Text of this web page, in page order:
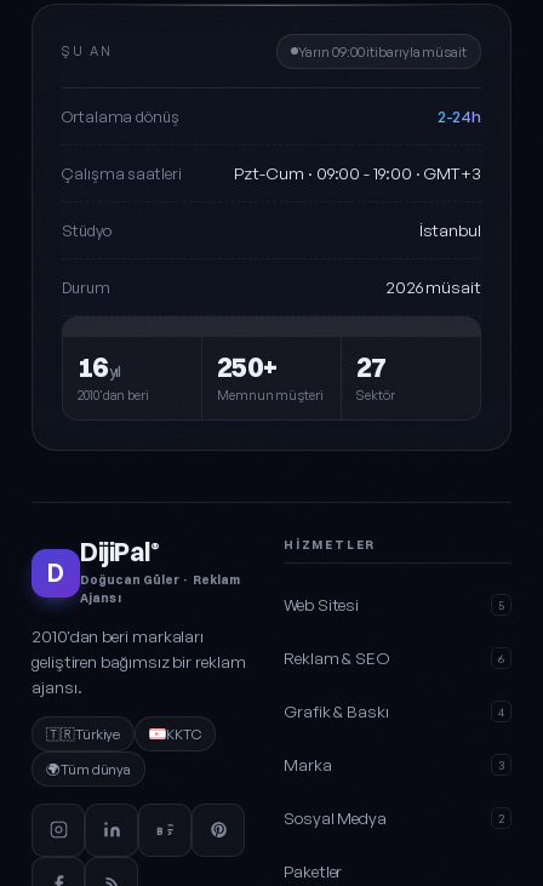
ŞU AN Yarın 09:00 itibarıyla müsait
Ortalama dönüş 2-24h
Çalışma saatleri Pzt-Cum · 09:00 - 19:00 · GMT+3
Stüdyo İstanbul
Durum 2026 müsait
16yıl
2010'dan beri
250+
Memnun müşteri
27
Sektör
D
DijiPal®
Doğucan Güler · Reklam
Ajansı
2010'dan beri markaları
geliştiren bağımsız bir reklam
ajansı.
🇹🇷Türkiye
KKTC
🌍Tüm dünya
HIZMETLER
Web Sitesi 5
Reklam & SEO 6
Grafik & Baskı 4
Marka 3
Sosyal Medya 2
Paketler